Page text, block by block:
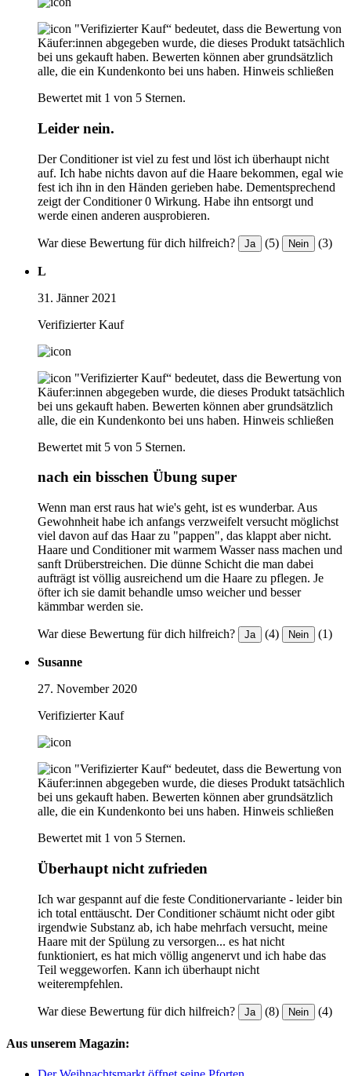
"Verifizierter Kauf“ bedeutet, dass die Bewertung von
Käufer:innen abgegeben wurde, die dieses Produkt tatsächlich
bei uns gekauft haben. Bewerten können aber grundsätzlich
alle, die ein Kundenkonto bei uns haben. Hinweis schließen
Bewertet mit 1 von 5 Sternen.
Leider nein.
Der Conditioner ist viel zu fest und löst ich überhaupt nicht
auf. Ich habe nichts davon auf die Haare bekommen, egal wie
fest ich ihn in den Händen gerieben habe. Dementsprechend
zeigt der Conditioner 0 Wirkung. Habe ihn entsorgt und
werde einen anderen ausprobieren.
War diese Bewertung für dich hilfreich? Ja (5) Nein (3)
L
31. Jänner 2021
Verifizierter Kauf
"Verifizierter Kauf“ bedeutet, dass die Bewertung von
Käufer:innen abgegeben wurde, die dieses Produkt tatsächlich
bei uns gekauft haben. Bewerten können aber grundsätzlich
alle, die ein Kundenkonto bei uns haben. Hinweis schließen
Bewertet mit 5 von 5 Sternen.
nach ein bisschen Übung super
Wenn man erst raus hat wie's geht, ist es wunderbar. Aus
Gewohnheit habe ich anfangs verzweifelt versucht möglichst
viel davon auf das Haar zu "pappen", das klappt aber nicht.
Haare und Conditioner mit warmem Wasser nass machen und
sanft Drüberstreichen. Die dünne Schicht die man dabei
aufträgt ist völlig ausreichend um die Haare zu pflegen. Je
öfter ich sie damit behandle umso weicher und besser
kämmbar werden sie.
War diese Bewertung für dich hilfreich? Ja (4) Nein (1)
Susanne
27. November 2020
Verifizierter Kauf
"Verifizierter Kauf“ bedeutet, dass die Bewertung von
Käufer:innen abgegeben wurde, die dieses Produkt tatsächlich
bei uns gekauft haben. Bewerten können aber grundsätzlich
alle, die ein Kundenkonto bei uns haben. Hinweis schließen
Bewertet mit 1 von 5 Sternen.
Überhaupt nicht zufrieden
Ich war gespannt auf die feste Conditionervariante - leider bin
ich total enttäuscht. Der Conditioner schäumt nicht oder gibt
irgendwie Substanz ab, ich habe mehrfach versucht, meine
Haare mit der Spülung zu versorgen... es hat nicht
funktioniert, es hat mich völlig angenervt und ich habe das
Teil weggeworfen. Kann ich überhaupt nicht
weiterempfehlen.
War diese Bewertung für dich hilfreich? Ja (8) Nein (4)
Aus unserem Magazin: